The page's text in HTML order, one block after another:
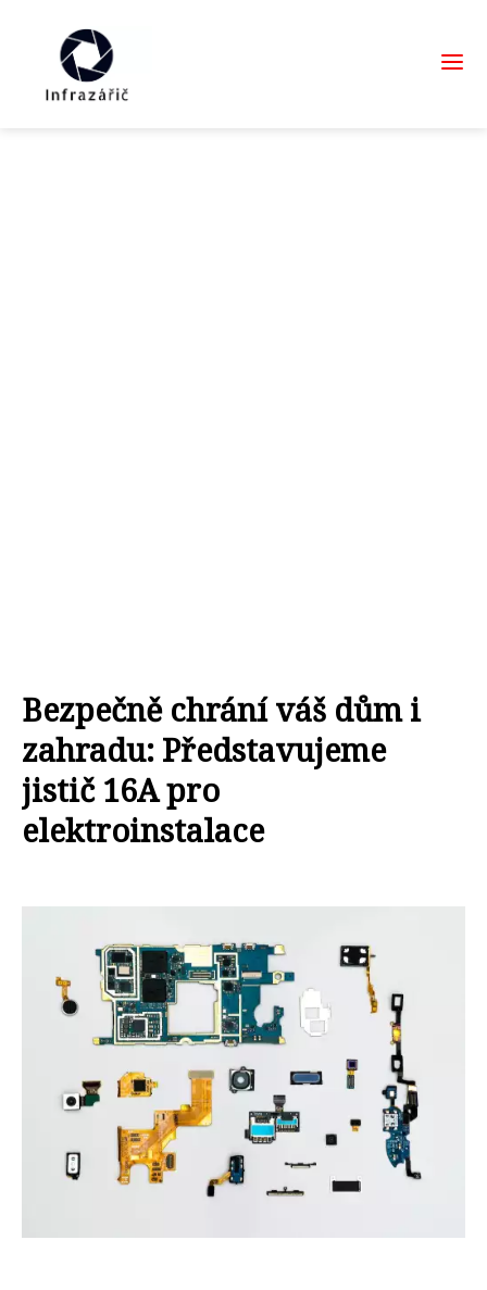
Bezpečně chrání váš dům i
zahradu: Představujeme
jistič 16A pro
elektroinstalace